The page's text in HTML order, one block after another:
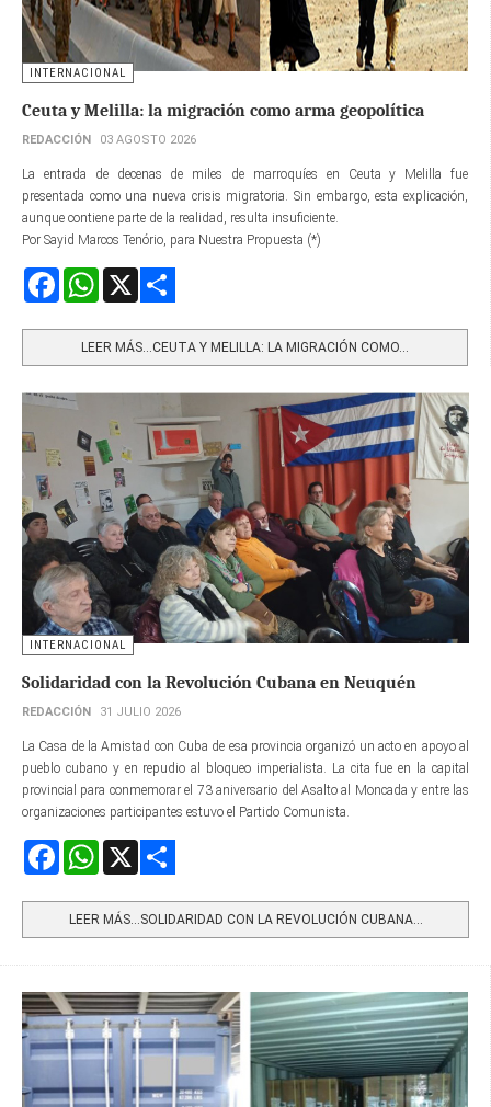
INTERNACIONAL
Ceuta y Melilla: la migración como arma geopolítica
REDACCIÓN 03 AGOSTO 2026
La entrada de decenas de miles de marroquíes en Ceuta y Melilla fue
presentada como una nueva crisis migratoria. Sin embargo, esta explicación,
aunque contiene parte de la realidad, resulta insuficiente.
Por Sayid Marcos Tenório, para Nuestra Propuesta (*)
FacebookWhatsApp
LEER MÁS…CEUTA Y MELILLA: LA MIGRACIÓN COMO...
INTERNACIONAL
Solidaridad con la Revolución Cubana en Neuquén
REDACCIÓN 31 JULIO 2026
La Casa de la Amistad con Cuba de esa provincia organizó un acto en apoyo al
pueblo cubano y en repudio al bloqueo imperialista. La cita fue en la capital
provincial para conmemorar el 73 aniversario del Asalto al Moncada y entre las
organizaciones participantes estuvo el Partido Comunista.
FacebookWhatsApp
LEER MÁS…SOLIDARIDAD CON LA REVOLUCIÓN CUBANA...